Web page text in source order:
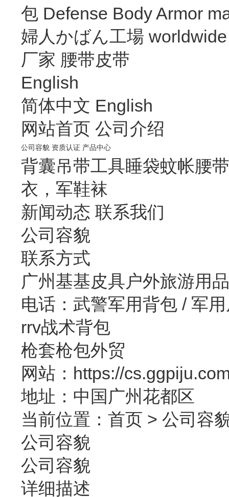
包 Defense Body Armor
婦人かばん工場 worldwide
厂家 腰带皮带
English
简体中文 English
网站首页 公司介绍
公司容貌 资质认证 产品中心
背囊吊带工具睡袋蚊帐腰带
衣，军鞋袜
新闻动态 联系我们
公司容貌
联系方式
广州基基皮具户外旅游用品
电话：武警军用背包 / 军
rrv战术背包
枪套枪包外贸
网站：https://
地址：中国广州花都区
当前位置： 首页 > 公司容
公司容貌
公司容貌
详细描述